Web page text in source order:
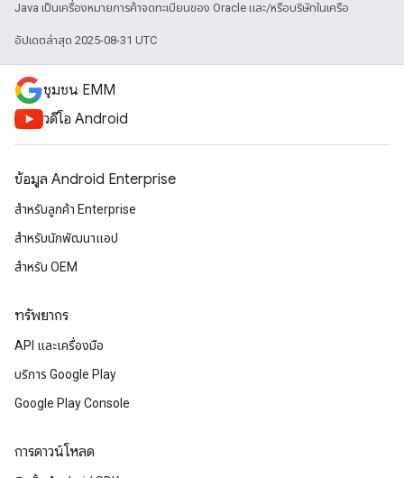
Java เป็นเครื่องหมายการค้าจดทะเบียนของ Oracle และ/หรือบริษัทในเครือ
อัปเดตล่าสุด 2025-08-31 UTC
ชุมชน EMM
วิดีโอ Android
ข้อมูล Android Enterprise
สำหรับลูกค้า Enterprise
สำหรับนักพัฒนาแอป
สำหรับ OEM
ทรัพยากร
API และเครื่องมือ
บริการ Google Play
Google Play Console
การดาวน์โหลด